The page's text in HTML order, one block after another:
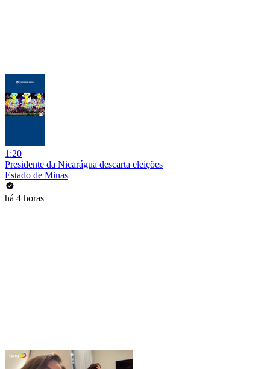
1:20
Presidente da Nicarágua descarta eleições
Estado de Minas
há 4 horas